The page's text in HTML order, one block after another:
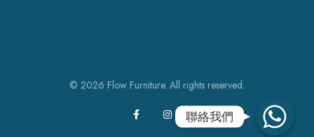
© 2026 Flow Furniture. All rights reserved.
聯絡我們